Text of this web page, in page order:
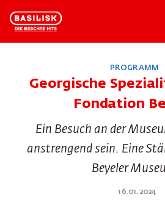
PROGRAMM
Georgische
Fondation
Ein Besuch an der
anstrengend sein. Eine
Beyeler
16.01.2024